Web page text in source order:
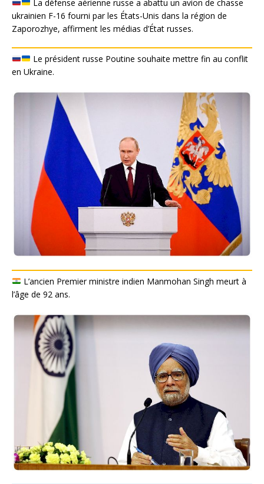
La défense aérienne russe a abattu un avion de chasse
ukrainien F-16 fourni par les États-Unis dans la région de
Zaporozhye, affirment les médias d’État russes.
Le président russe Poutine souhaite mettre fin au conflit
en Ukraine.
L’ancien Premier ministre indien Manmohan Singh meurt à
l’âge de 92 ans.